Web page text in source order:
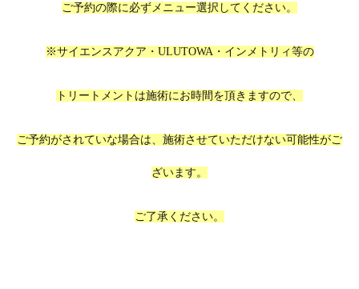
ご予約の際に必ずメニュー選択してください。
※サイエンスアクア・ULUTOWA ・インメトリィ等の
トリートメントは施術にお時間を頂きますので、
ご予約がされていな場合は、施術させていただけない可能性がご
ざいます。
ご了承ください。